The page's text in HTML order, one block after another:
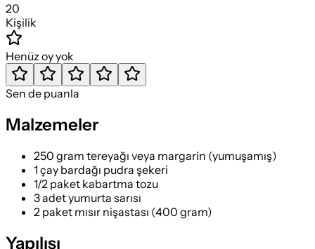
20
Kişilik
Henüz oy yok
Sen de puanla
Malzemeler
250 gram tereyağı veya margarin (yumuşamış)
1 çay bardağı pudra şekeri
1/2 paket kabartma tozu
3 adet yumurta sarısı
2 paket mısır nişastası (400 gram)
Yapılışı